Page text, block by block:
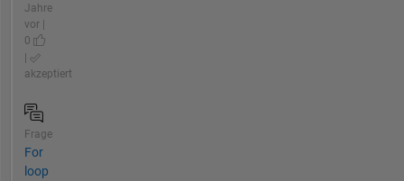
Jahre
vor |
0
akzeptiert
Frage
For
loop